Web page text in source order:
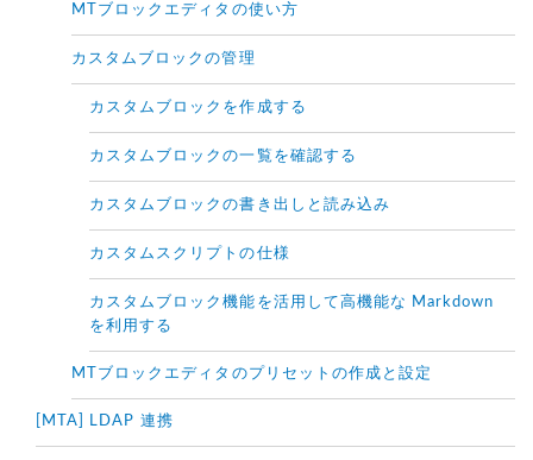
MTブロックエディタの使い方
カスタムブロックの管理
カスタムブロックを作成する
カスタムブロックの一覧を確認する
カスタムブロックの書き出しと読み込み
カスタムスクリプトの仕様
カスタムブロック機能を活用して高機能な Markdown
を利用する
MTブロックエディタのプリセットの作成と設定
[MTA] LDAP 連携